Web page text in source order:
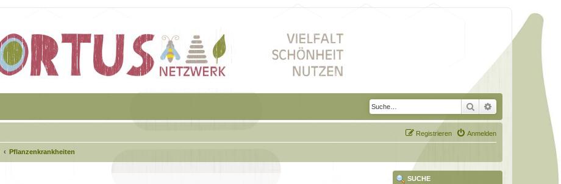
Suche Erweiterte Suche
Anmelden
Registrieren
Pflanzenkrankheiten
SUCHE